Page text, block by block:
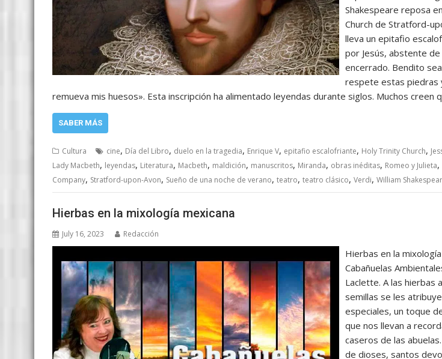
Shakespeare reposa
Church de Stratford-
lleva un epitafio
por Jesús, abstente
encerrado. Bendito
respete estas piedras
remueva mis huesos». Esta inscripción ha alimentado leyendas durante siglos. Muchos creen
SABER MÁS
Cultura cine, Día del Libro, duelo en la tragedia, Enrique V, epitafio escalofriante, Holy Trinity Church,
Lady Macbeth, leyendas, Literatura, Macbeth, maldición, manuscritos, Miranda, obras inéditas, Romeo y Julieta,
Company, Stratford-upon-Avon, Sueño de una noche de verano, teatro, teatro clásico, Verdi, William
Hierbas en la mixología mexicana
July 16, 2023 Redacción
Hierbas en la
Cabañuelas
Laclette. A las hierbas
semillas se les
especiales, un toque
que nos llevan a
caseros de las
de dioses, santos